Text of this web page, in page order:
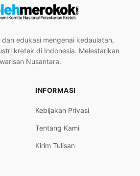
dan edukasi mengenai kedaulatan,
kretek di Indonesia. Melestarikan
warisan Nusantara.
INFORMASI
Kebijakan Privasi
Tentang Kami
Kirim Tulisan